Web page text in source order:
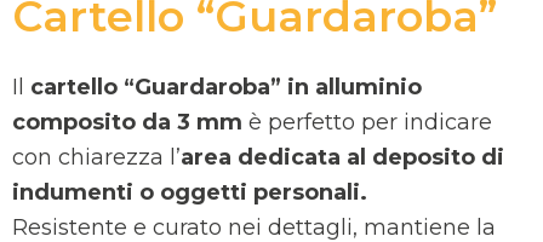
Cartello “Guardaroba”
Il cartello “Guardaroba” in alluminio
composito da 3 mm è perfetto per indicare
con chiarezza l’area dedicata al deposito di
indumenti o oggetti personali.
Resistente e curato nei dettagli, mantiene la